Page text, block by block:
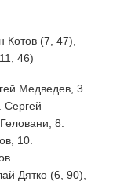
(7, 47),
46)
Медведев, 3.
Сергей
8.
10.
Дятко (6, 90),